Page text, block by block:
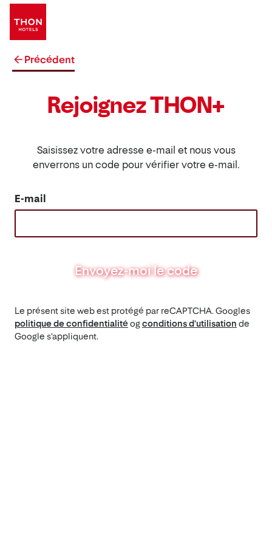
Précédent
Rejoignez THON+
Saisissez votre adresse e-mail et nous vous
enverrons un code pour vérifier votre e-mail.
E-mail
Envoyez-moi le code
Le présent site web est protégé par reCAPTCHA. Googles
politique de confidentialitéogconditions d'utilisation de
Google s'appliquent.